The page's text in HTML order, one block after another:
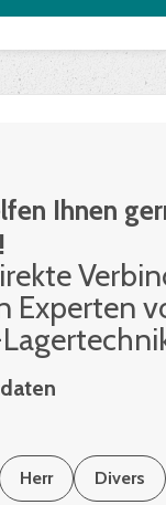
Ihnen
Ex­per­ten
Herr Divers